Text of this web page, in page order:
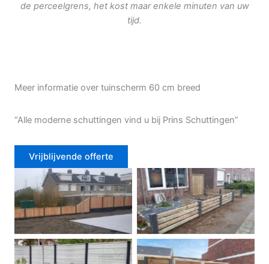
de perceelgrens, het kost maar enkele minuten van uw
tijd.
Meer informatie over tuinscherm 60 cm breed
“Alle moderne schuttingen vind u bij Prins Schuttingen”
Vrijblijvende offerte
Douglas schutting Tuinhek voortuin